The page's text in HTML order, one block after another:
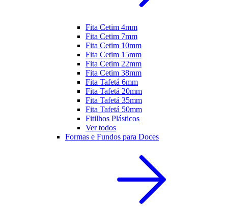
Fita Cetim 4mm
Fita Cetim 7mm
Fita Cetim 10mm
Fita Cetim 15mm
Fita Cetim 22mm
Fita Cetim 38mm
Fita Tafetá 6mm
Fita Tafetá 20mm
Fita Tafetá 35mm
Fita Tafetá 50mm
Fitilhos Plásticos
Ver todos
Formas e Fundos para Doces